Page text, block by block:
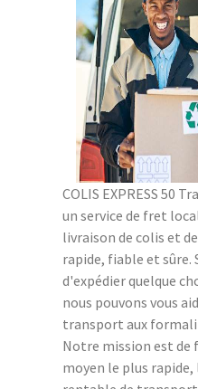
COLIS EXPRESS 50
un service de fret
livraison de colis et
rapide, fiable et sûre.
d'expédier quelque
nous pouvons vous
transport aux
Notre mission est de
moyen le plus